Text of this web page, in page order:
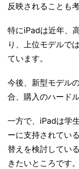
反映されることも
特にiPadは近年、
り、上位モデルで
ています。
今後、新型モデル
合、購入のハード
一方で、iPadは学
ーに支持されてい
替えを検討してい
きたいところです。